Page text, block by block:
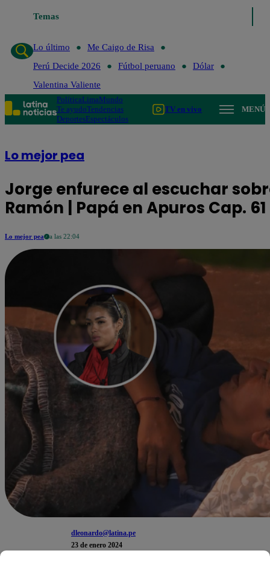
Temas
Lo último
Me Caigo de Risa
Perú Decide 2026
Fútbol peruano
Dólar
Valentina Valiente
PolíticaLimaMundo
Te ayudoTendencias
DeportesEspectáculos
TV en vivo MENÚ
Lo mejor pea
Jorge enfurece al escuchar
Ramón | Papá en Apuros Cap. 61
Lo mejor pea a las 22:04
dleonardo@latina.pe
23 de enero 2024